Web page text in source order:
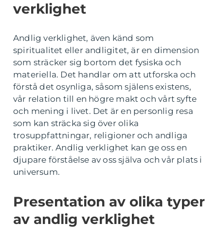
verklighet
Andlig verklighet, även känd som
spiritualitet eller andligitet, är en dimension
som sträcker sig bortom det fysiska och
materiella. Det handlar om att utforska och
förstå det osynliga, såsom själens existens,
vår relation till en högre makt och vårt syfte
och mening i livet. Det är en personlig resa
som kan sträcka sig över olika
trosuppfattningar, religioner och andliga
praktiker. Andlig verklighet kan ge oss en
djupare förståelse av oss själva och vår plats i
universum.
Presentation av olika typer
av andlig verklighet